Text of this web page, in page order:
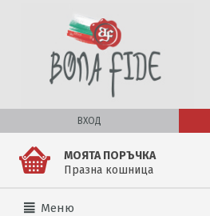
ВХОД
МОЯТА ПОРЪЧКА
Празна кошница
Меню